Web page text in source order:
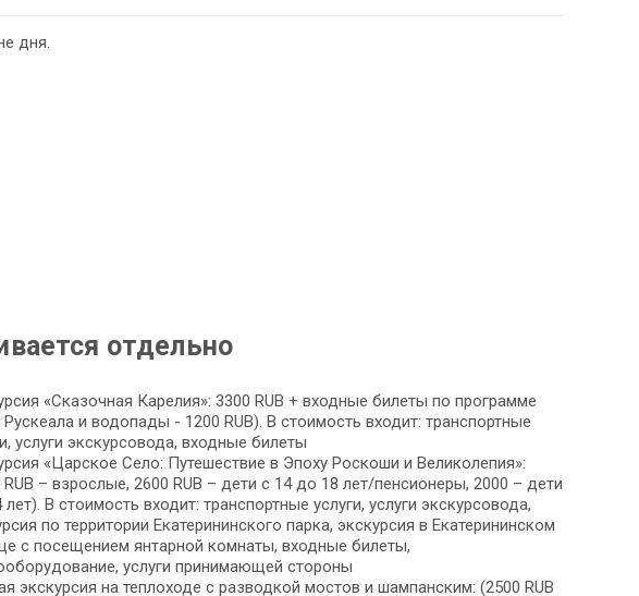
дня.
отдельно
«Сказочная Карелия»: 3300 RUB + входные билеты по программе
Рускеала и водопады - 1200 RUB). В стоимость входит: транспортные
услуги экскурсовода, входные билеты
«Царское Село: Путешествие в Эпоху Роскоши и Великолепия»:
RUB – взрослые, 2600 RUB – дети с 14 до 18 лет/пенсионеры, 2000 – дети
В стоимость входит: транспортные услуги, услуги экскурсовода,
по территории Екатерининского парка, экскурсия в Екатерининском
с посещением янтарной комнаты, входные билеты,
услуги принимающей стороны
экскурсия на теплоходе с разводкой мостов и шампанским: (2500 RUB